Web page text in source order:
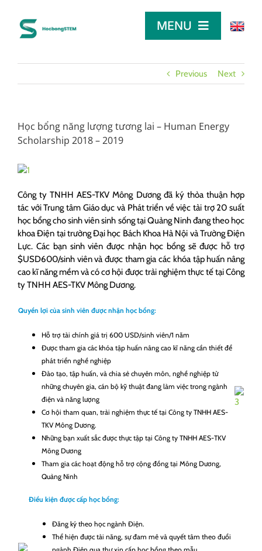
content
MENU
LỜI KHUYÊN
Previous Next
Học bổng năng lượng tương lai – Human Energy
Scholarship 2018 – 2019
Công ty TNHH AES-TKV Mông Dương đã ký thỏa thuận hợp
tác với Trung tâm Giáo dục và Phát triển về việc tài trợ 20 suất
học bổng cho sinh viên sinh sống tại Quảng Ninh đang theo học
khoa Điện tại trường Đại học Bách Khoa Hà Nội và Trường Điện
Lực. Các bạn sinh viên được nhận học bổng sẽ được hỗ trợ
$USD600/sinh viên và được tham gia các khóa tập huấn nâng
cao kĩ năng mềm và có cơ hội được trải nghiệm thực tế tại Công
ty TNHH AES-TKV Mông Dương.
Quyền lợi của sinh viên được nhận học bổng:
Hỗ trợ tài chính giá trị 600 USD/sinh viên/1 năm
Được tham gia các khóa tập huấn nâng cao kĩ năng cần thiết để
phát triển nghề nghiệp
Đào tạo, tập huấn, và chia sẻ chuyên môn, nghề nghiệp từ
những chuyên gia, cán bộ kỹ thuật đang làm việc trong ngành
điện và năng lượng
Cơ hội tham quan, trải nghiệm thực tế tại Công ty TNHH AES-
TKV Mông Dương.
Những bạn xuất sắc được thực tập tại Công ty TNHH AES-TKV
Mông Dương
Tham gia các hoạt động hỗ trợ cộng đồng tại Mông Dương,
Quảng Ninh
Điều kiện được cấp học bổng:
Đăng ký theo học ngành Điện.
Thể hiện được tài năng, sự đam mê và quyết tâm theo đuổi